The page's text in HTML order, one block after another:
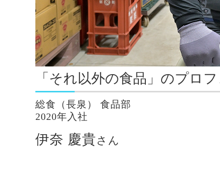
「それ以外の食品」のプロ
総食（長泉） 食品部
2020年入社
伊奈 慶貴 さん